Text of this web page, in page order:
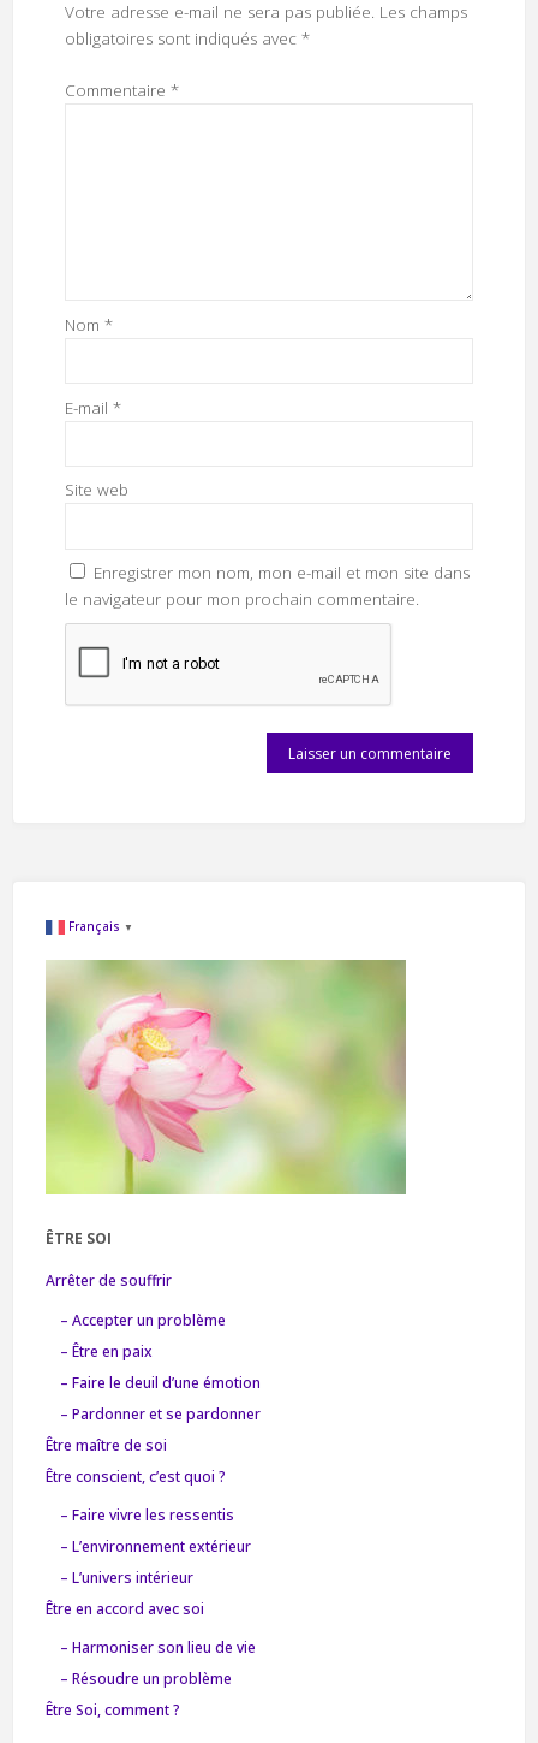
Votre adresse e-mail ne sera pas publiée. Les champs
obligatoires sont indiqués avec *
Commentaire *
Nom *
E-mail *
Site web
Enregistrer mon nom, mon e-mail et mon site dans
le navigateur pour mon prochain commentaire.
Français ▼
ÊTRE SOI
Arrêter de souffrir
– Accepter un problème
– Être en paix
– Faire le deuil d’une émotion
– Pardonner et se pardonner
Être maître de soi
Être conscient, c’est quoi ?
– Faire vivre les ressentis
– L’environnement extérieur
– L’univers intérieur
Être en accord avec soi
– Harmoniser son lieu de vie
– Résoudre un problème
Être Soi, comment ?